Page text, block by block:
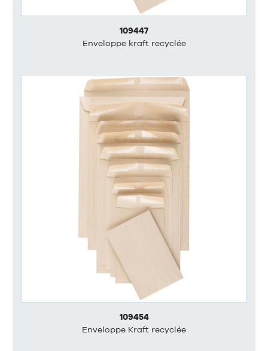
109447
Enveloppe kraft recyclée
109454
Enveloppe Kraft recyclée